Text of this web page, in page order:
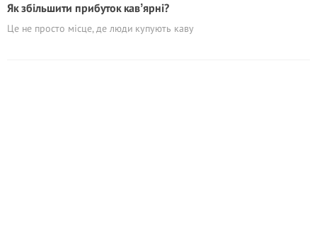
Як збільшити прибуток кавʼярні?
Це не просто місце, де люди купують каву